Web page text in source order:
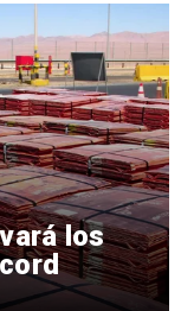
los